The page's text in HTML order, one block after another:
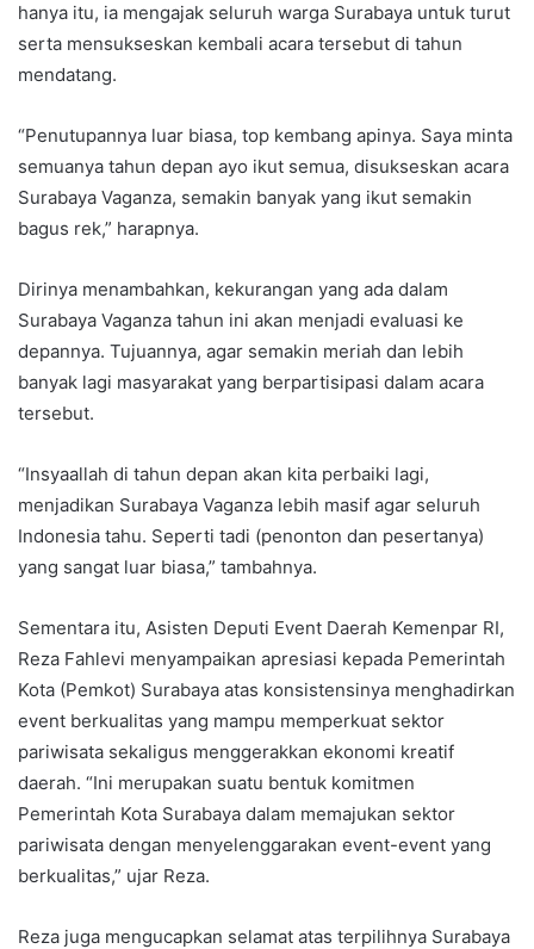
hanya itu, ia mengajak seluruh warga Surabaya untuk turut
serta mensukseskan kembali acara tersebut di tahun
mendatang.
“Penutupannya luar biasa, top kembang apinya. Saya minta
semuanya tahun depan ayo ikut semua, disukseskan acara
Surabaya Vaganza, semakin banyak yang ikut semakin
bagus rek,” harapnya.
Dirinya menambahkan, kekurangan yang ada dalam
Surabaya Vaganza tahun ini akan menjadi evaluasi ke
depannya. Tujuannya, agar semakin meriah dan lebih
banyak lagi masyarakat yang berpartisipasi dalam acara
tersebut.
“Insyaallah di tahun depan akan kita perbaiki lagi,
menjadikan Surabaya Vaganza lebih masif agar seluruh
Indonesia tahu. Seperti tadi (penonton dan pesertanya)
yang sangat luar biasa,” tambahnya.
Sementara itu, Asisten Deputi Event Daerah Kemenpar RI,
Reza Fahlevi menyampaikan apresiasi kepada Pemerintah
Kota (Pemkot) Surabaya atas konsistensinya menghadirkan
event berkualitas yang mampu memperkuat sektor
pariwisata sekaligus menggerakkan ekonomi kreatif
daerah. “Ini merupakan suatu bentuk komitmen
Pemerintah Kota Surabaya dalam memajukan sektor
pariwisata dengan menyelenggarakan event-event yang
berkualitas,” ujar Reza.
Reza juga mengucapkan selamat atas terpilihnya Surabaya